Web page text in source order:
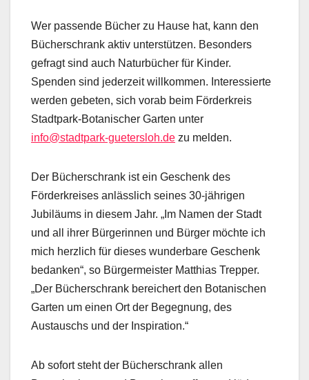
Wer passende Bücher zu Hause hat, kann den
Bücherschrank aktiv unterstützen. Besonders
gefragt sind auch Naturbücher für Kinder.
Spenden sind jederzeit willkommen. Interessierte
werden gebeten, sich vorab beim Förderkreis
Stadtpark-Botanischer Garten unter
info@stadtpark-guetersloh.de zu melden.
Der Bücherschrank ist ein Geschenk des
Förderkreises anlässlich seines 30-jährigen
Jubiläums in diesem Jahr. „Im Namen der Stadt
und all ihrer Bürgerinnen und Bürger möchte ich
mich herzlich für dieses wunderbare Geschenk
bedanken“, so Bürgermeister Matthias Trepper.
„Der Bücherschrank bereichert den Botanischen
Garten um einen Ort der Begegnung, des
Austauschs und der Inspiration.“
Ab sofort steht der Bücherschrank allen